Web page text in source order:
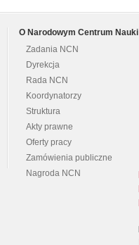
O Narodowym Centrum Nauki
Zadania NCN
Dyrekcja
Rada NCN
Koordynatorzy
Struktura
Akty prawne
Oferty pracy
Zamówienia publiczne
Nagroda NCN